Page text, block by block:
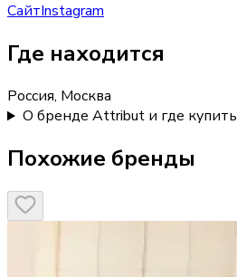
СайтInstagram
Где находится
Россия, Москва
О бренде Attribut и где купить
Похожие бренды